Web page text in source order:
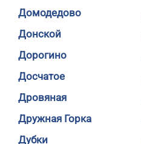
Домодедово
Донской
Дорогино
Досчатое
Дровяная
Дружная Горка
Дубки